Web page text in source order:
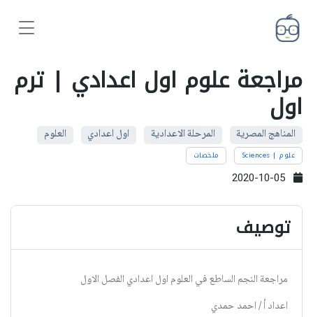
مراجعة علوم اول اعدادي | ترم
اول
المناهج المصرية المرحلة الاعدادية اول اعدادي العلوم
علوم | Sciences ملخصات
توصيف
مراجعة النجم الساطع في العلوم اول اعدادي الفصل الاول
اعداد أ / احمد حمدي